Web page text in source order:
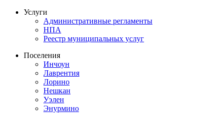
Услуги
Административные регламенты
НПА
Реестр муниципальных услуг
Поселения
Инчоун
Лаврентия
Лорино
Нешкан
Уэлен
Энурмино